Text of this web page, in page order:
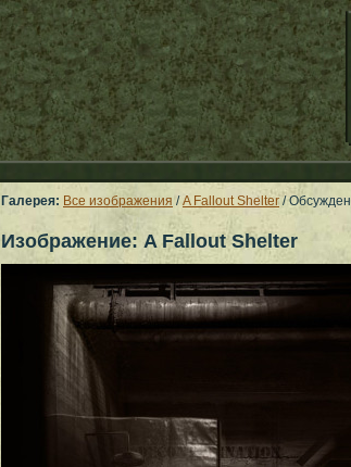
Галерея: Все изображения /A Fallout Shelter /
Изображение: A Fallout Shelter